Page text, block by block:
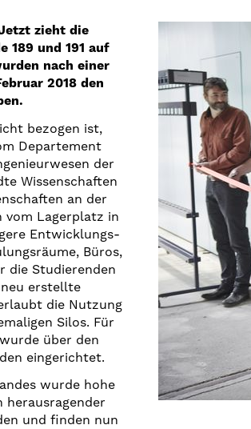
zieht die
189 und 191 auf
nach einer
2018 den
bezogen ist,
Departement
der
Wissenschaften
an der
vom Lagerplatz in
Entwicklungs-
Büros,
die Studierenden
erstellte
die Nutzung
Silos. Für
über den
eingerichtet.
wurde hohe
herausragender
und finden nun